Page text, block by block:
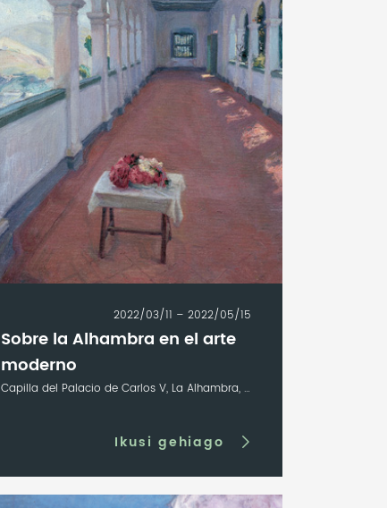
2022/03/11 – 2022/05/15
Sobre la Alhambra en el arte
moderno
Capilla del Palacio de Carlos V, La Alhambra, Granada
Ikusi gehiago